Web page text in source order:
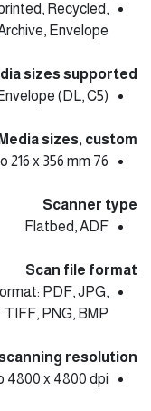
Recycled,
Envelope
sizes supported
(DL, C5)
Media sizes, custom
76 x 127 to 216 x 356 mm
Scanner type
Flatbed, ADF
Scan file format
PDF, JPG,
TIFF, PNG, BMP
resolution
4800 x 4800 dpi